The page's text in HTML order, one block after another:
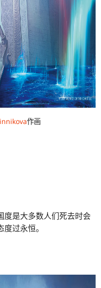
作画
度是大多数人们死去时会
过永恒。